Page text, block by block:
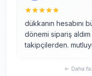
dükkanın hesabını
dönemi sipariş
takipçilerden.
← Daha